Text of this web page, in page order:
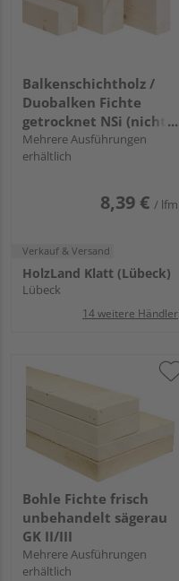
Balkenschichtholz /
Duobalken Fichte
getrocknet NSi (nicht
sichtbarer Einbau)
gehobelt
Mehrere Ausführungen
erhältlich
8,39 € / lfm
Verkauf & Versand
HolzLand Klatt (Lübeck)
Lübeck
14 weitere Händler
Bohle Fichte frisch
unbehandelt sägerau
GK II/III
Mehrere Ausführungen
erhältlich